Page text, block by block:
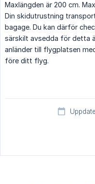
Maxlängden är 200 cm.
Din skidutrustning
bagage. Du kan därför
särskilt avsedda för detta
anländer till flygplatsen
före ditt flyg.